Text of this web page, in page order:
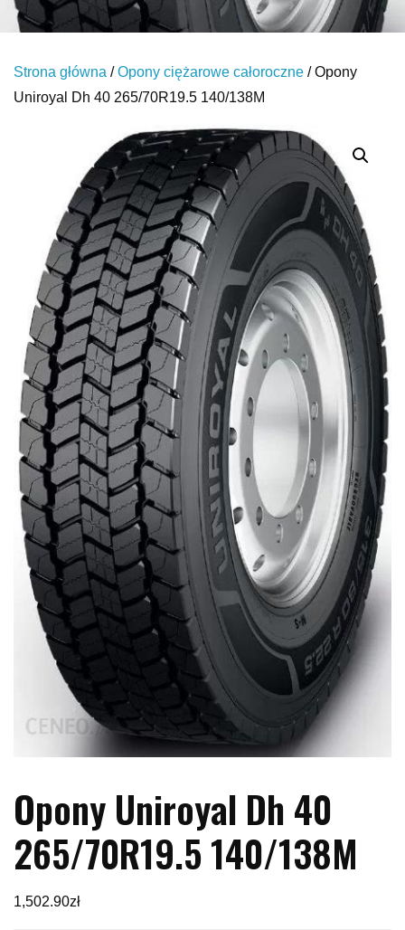
Strona główna /Opony ciężarowe całoroczne / Opony
Uniroyal Dh 40 265/70R19.5 140/138M
Opony Uniroyal Dh 40
265/70R19.5 140/138M
1,502.90zł